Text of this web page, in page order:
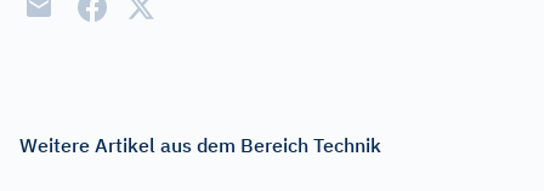
Weitere Artikel aus dem Bereich Technik